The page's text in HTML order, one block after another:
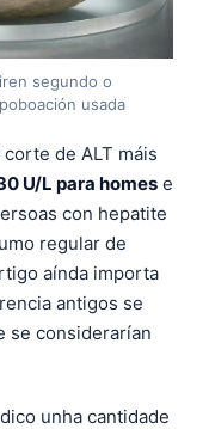
segundo o
usada
de ALT máis
U/L para homes e
con hepatite
regular de
aínda importa
antigos se
se considerarían
unha cantidade